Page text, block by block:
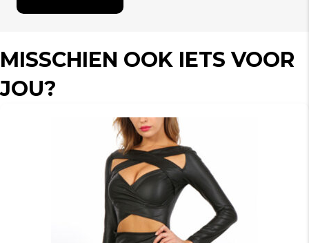
MISSCHIEN OOK IETS VOOR
JOU?